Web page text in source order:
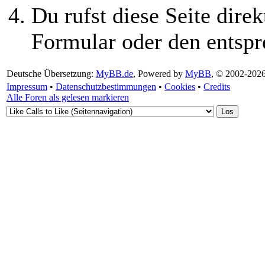
Du rufst diese Seite
Formular oder den
Deutsche Übersetzung: MyBB.de, Powered by MyBB, © 2002-
Impressum • Datenschutzbestimmungen • Cookies • Credits
Alle Foren als gelesen markieren